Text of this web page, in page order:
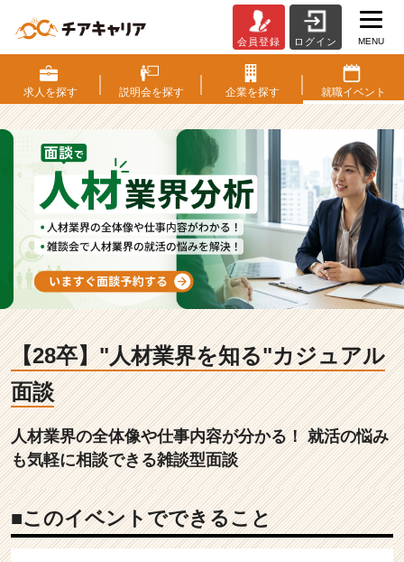
8
卒】"人
材
知
る"カ
ジ
ュ
ル
面
就
活
ン
ト
な
ア
キ
会員登録 ログイン MENU
求人を探す 説明会を探す 企業を探す 就職イベント
【28卒】"人材業界を知る"カジュアル
面談
人材業界の全体像や仕事内容が分かる！ 就活の悩み
も気軽に相談できる雑談型面談
■このイベントでできること